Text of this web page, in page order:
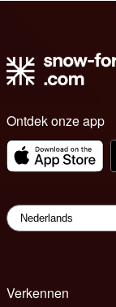
Ontdek onze app
Verkennen